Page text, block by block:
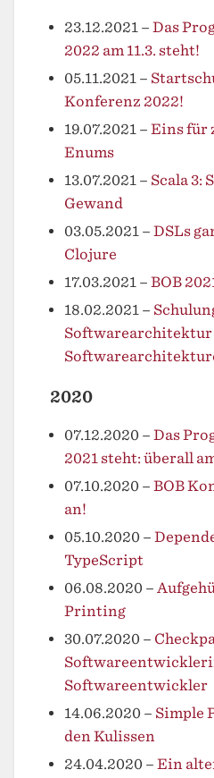
23.12.2021 – Das
2022 am 11.3. steht!
05.11.2021 –
Konferenz 2022!
19.07.2021 – Eins für
Enums
13.07.2021 – Scala 3:
Gewand
03.05.2021 – DSLs
Clojure
17.03.2021 – BOB
18.02.2021 –
Softwarearchitektur
2020
07.12.2020 – Das
2021 steht: überall
07.10.2020 – BOB
an!
05.10.2020 –
TypeScript
06.08.2020 –
Printing
30.07.2020 –
Softwareentwickler
14.06.2020 – Simple
den Kulissen
24.04.2020 – Ein